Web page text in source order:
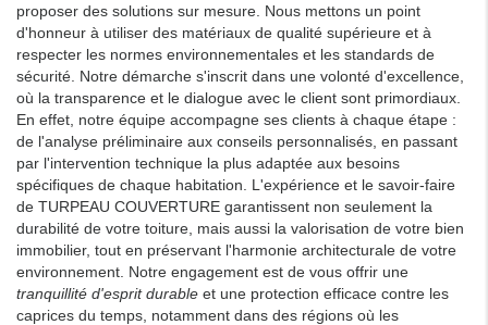
proposer des solutions sur mesure. Nous mettons un point
d'honneur à utiliser des matériaux de qualité supérieure et à
respecter les normes environnementales et les standards de
sécurité. Notre démarche s'inscrit dans une volonté d'excellence,
où la transparence et le dialogue avec le client sont primordiaux.
En effet, notre équipe accompagne ses clients à chaque étape :
de l'analyse préliminaire aux conseils personnalisés, en passant
par l'intervention technique la plus adaptée aux besoins
spécifiques de chaque habitation. L'expérience et le savoir-faire
de TURPEAU COUVERTURE garantissent non seulement la
durabilité de votre toiture, mais aussi la valorisation de votre bien
immobilier, tout en préservant l'harmonie architecturale de votre
environnement. Notre engagement est de vous offrir une
tranquillité d'esprit durable et une protection efficace contre les
caprices du temps, notamment dans des régions où les